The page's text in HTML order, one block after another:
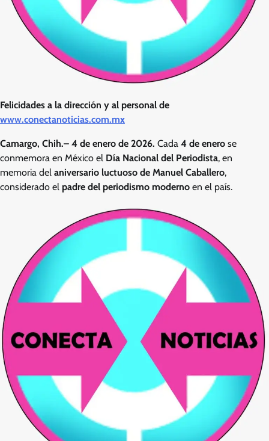
Felicidades a la dirección y al personal de
www.conectanoticias.com.mx
Camargo, Chih.– 4 de enero de 2026. Cada 4 de enero se
conmemora en México el Día Nacional del Periodista, en
memoria del aniversario luctuoso de Manuel Caballero,
considerado el padre del periodismo moderno en el país.